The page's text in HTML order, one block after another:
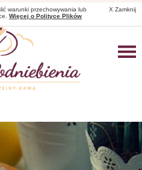
X Zamknij
warunki przechowywania lub
Więcej o Polityce Plików